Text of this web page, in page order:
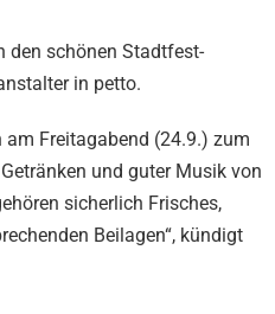
den schönen Stadtfest-
in petto.
am Freitagabend (24.9.) zum
und guter Musik von
sicherlich Frisches,
Beilagen“, kündigt